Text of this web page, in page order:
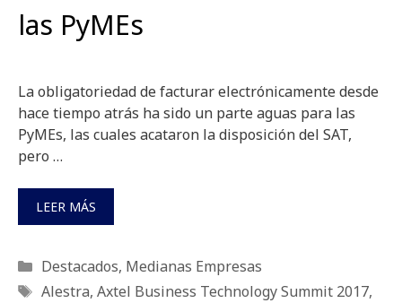
las PyMEs
La obligatoriedad de facturar electrónicamente desde
hace tiempo atrás ha sido un parte aguas para las
PyMEs, las cuales acataron la disposición del SAT,
pero …
LEER MÁS
Categorías
Destacados, Medianas Empresas
Etiquetas
Alestra, Axtel Business Technology Summit 2017,